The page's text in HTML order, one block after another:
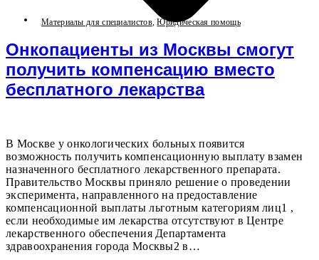
Материалы для специалистов,Юридическая помощь
Онкопациенты из Москвы смогут
получить компенсацию вместо
бесплатного лекарства
В Москве у онкологических больных появится
возможность получить компенсационную выплату взамен
назначенного бесплатного лекарственного препарата.
Правительство Москвы приняло решение о проведении
эксперимента, направленного на предоставление
компенсационной выплаты льготным категориям лиц1 ,
если необходимые им лекарства отсутствуют в Центре
лекарственного обеспечения Департамента
здравоохранения города Москвы2 в…